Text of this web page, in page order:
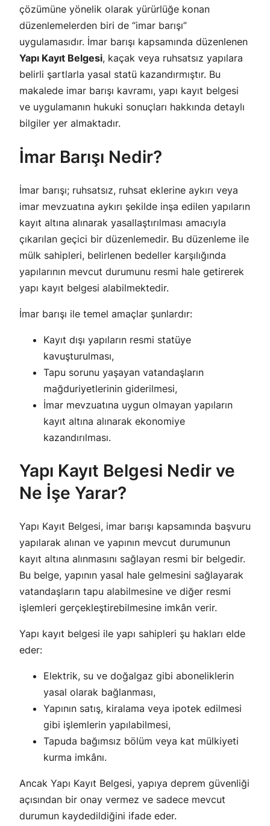
çözümüne yönelik olarak yürürlüğe konan
düzenlemelerden biri de “imar barışı”
uygulamasıdır. İmar barışı kapsamında düzenlenen
Yapı Kayıt Belgesi, kaçak veya ruhsatsız yapılara
belirli şartlarla yasal statü kazandırmıştır. Bu
makalede imar barışı kavramı, yapı kayıt belgesi
ve uygulamanın hukuki sonuçları hakkında detaylı
bilgiler yer almaktadır.
İmar Barışı Nedir?
İmar barışı; ruhsatsız, ruhsat eklerine aykırı veya
imar mevzuatına aykırı şekilde inşa edilen yapıların
kayıt altına alınarak yasallaştırılması amacıyla
çıkarılan geçici bir düzenlemedir. Bu düzenleme ile
mülk sahipleri, belirlenen bedeller karşılığında
yapılarının mevcut durumunu resmi hale getirerek
yapı kayıt belgesi alabilmektedir.
İmar barışı ile temel amaçlar şunlardır:
Kayıt dışı yapıların resmi statüye
kavuşturulması,
Tapu sorunu yaşayan vatandaşların
mağduriyetlerinin giderilmesi,
İmar mevzuatına uygun olmayan yapıların
kayıt altına alınarak ekonomiye
kazandırılması.
Yapı Kayıt Belgesi Nedir ve
Ne İşe Yarar?
Yapı Kayıt Belgesi, imar barışı kapsamında başvuru
yapılarak alınan ve yapının mevcut durumunun
kayıt altına alınmasını sağlayan resmi bir belgedir.
Bu belge, yapının yasal hale gelmesini sağlayarak
vatandaşların tapu alabilmesine ve diğer resmi
işlemleri gerçekleştirebilmesine imkân verir.
Yapı kayıt belgesi ile yapı sahipleri şu hakları elde
eder:
Elektrik, su ve doğalgaz gibi aboneliklerin
yasal olarak bağlanması,
Yapının satış, kiralama veya ipotek edilmesi
gibi işlemlerin yapılabilmesi,
Tapuda bağımsız bölüm veya kat mülkiyeti
kurma imkânı.
Ancak Yapı Kayıt Belgesi, yapıya deprem güvenliği
açısından bir onay vermez ve sadece mevcut
durumun kaydedildiğini ifade eder.